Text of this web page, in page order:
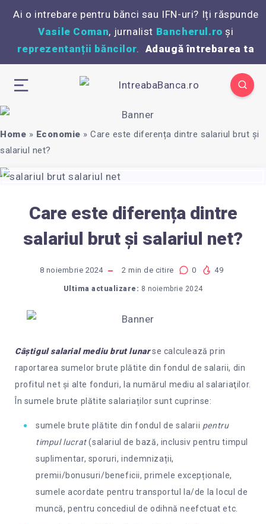
Ai o intrebare pentru bănci sau IFN-uri? Iți răspunde
Vasile Coman, jurnalist Bancherul.ro și
reprezentanții băncilor. Adaugă întrebarea ta
Home » Economie » Care este diferența dintre salariul brut și
salariul net?
Care este diferența dintre
salariul brut și salariul net?
8 noiembrie 2024 2 min de citire 0 49
Ultima actualizare: 8 noiembrie 2024
Câştigul salarial mediu brut lunarse calculează prin
raportarea sumelor brute plătite din fondul de salarii, din
profitul net şi alte fonduri, la numărul mediu al salariaţilor.
În sumele brute plătite salariaților sunt cuprinse:
sumele brute plătite din fondul de salarii pentru
timpul lucrat(salariul de bază, inclusiv pentru timpul
suplimentar, sporuri, indemnizații,
premii/bonusuri/beneficii, primele excepționale,
sumele acordate pentru transportul la/de la locul de
muncă, pentru concediul de odihnă neefctuat etc.